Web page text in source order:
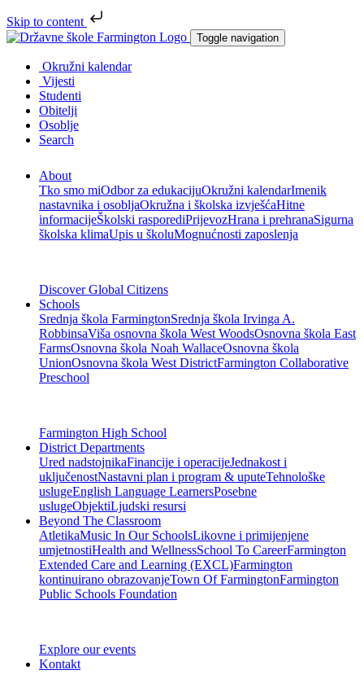
Skip to content
Toggle navigation
Okružni kalendar
Vijesti
Studenti
Obitelji
Osoblje
Search
About
Tko smo miOdbor za edukacijuOkružni kalendarImenik
nastavnika i osobljaOkružna i školska izvješćaHitne
informacijeŠkolski rasporediPrijevozHrana i prehranaSigurna
školska klimaUpis u školuMognućnosti zaposlenja
Discover Global Citizens
Schools
Srednja škola FarmingtonSrednja škola Irvinga A.
RobbinsaViša osnovna škola West WoodsOsnovna škola East
FarmsOsnovna škola Noah WallaceOsnovna škola
UnionOsnovna škola West DistrictFarmington Collaborative
Preschool
Farmington High School
District Departments
Ured nadstojnikaFinancije i operacijeJednakost i
uključenostNastavni plan i program & uputeTehnološke
uslugeEnglish Language LearnersPosebne
uslugeObjektiLjudski resursi
Beyond The Classroom
AtletikaMusic In Our SchoolsLikovne i primijenjene
umjetnostiHealth and WellnessSchool To CareerFarmington
Extended Care and Learning (EXCL)Farmington
kontinuirano obrazovanjeTown Of FarmingtonFarmington
Public Schools Foundation
Explore our events
Kontakt